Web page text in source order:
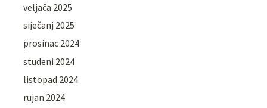
veljača 2025
siječanj 2025
prosinac 2024
studeni 2024
listopad 2024
rujan 2024